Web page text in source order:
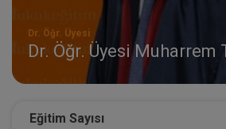
Dr. Öğr. Üyesi
Dr. Öğr. Üyesi Muharrem
Eğitim Sayısı